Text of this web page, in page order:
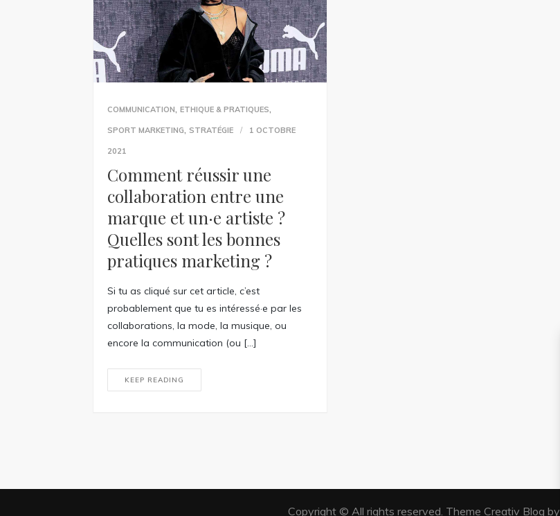
COMMUNICATION,ETHIQUE & PRATIQUES,
SPORT MARKETING, STRATÉGIE 1 OCTOBRE
2021
Comment réussir une
collaboration entre une
marque et un·e artiste ?
Quelles sont les bonnes
pratiques marketing ?
Si tu as cliqué sur cet article, c’est
probablement que tu es intéressé·e par les
collaborations, la mode, la musique, ou
encore la communication (ou […]
KEEP READING
Copyright © All rights reserved. Theme Creativ Blog by